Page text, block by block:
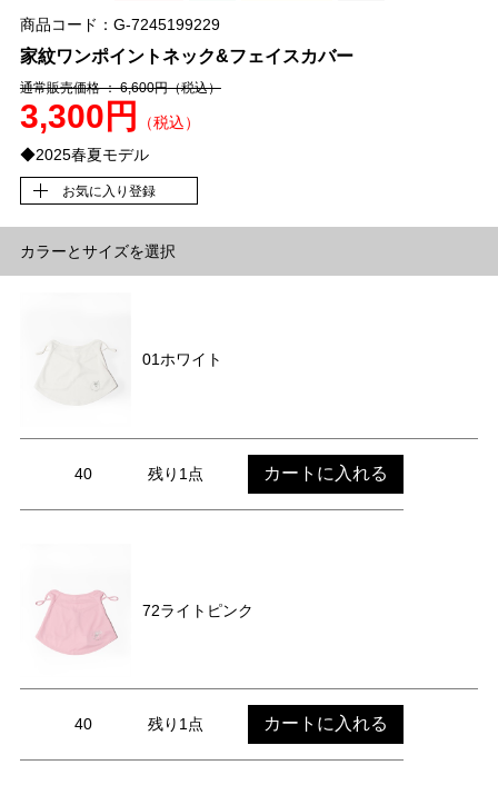
商品コード：G-7245199229
家紋ワンポイントネック&フェイスカバー
通常販売価格 ： 6,600円（税込）
3,300円
（税込）
◆2025春夏モデル
お気に入り登録
カラーとサイズを選択
01ホワイト
40 残り1点 カートに入れる
72ライトピンク
40 残り1点 カートに入れる